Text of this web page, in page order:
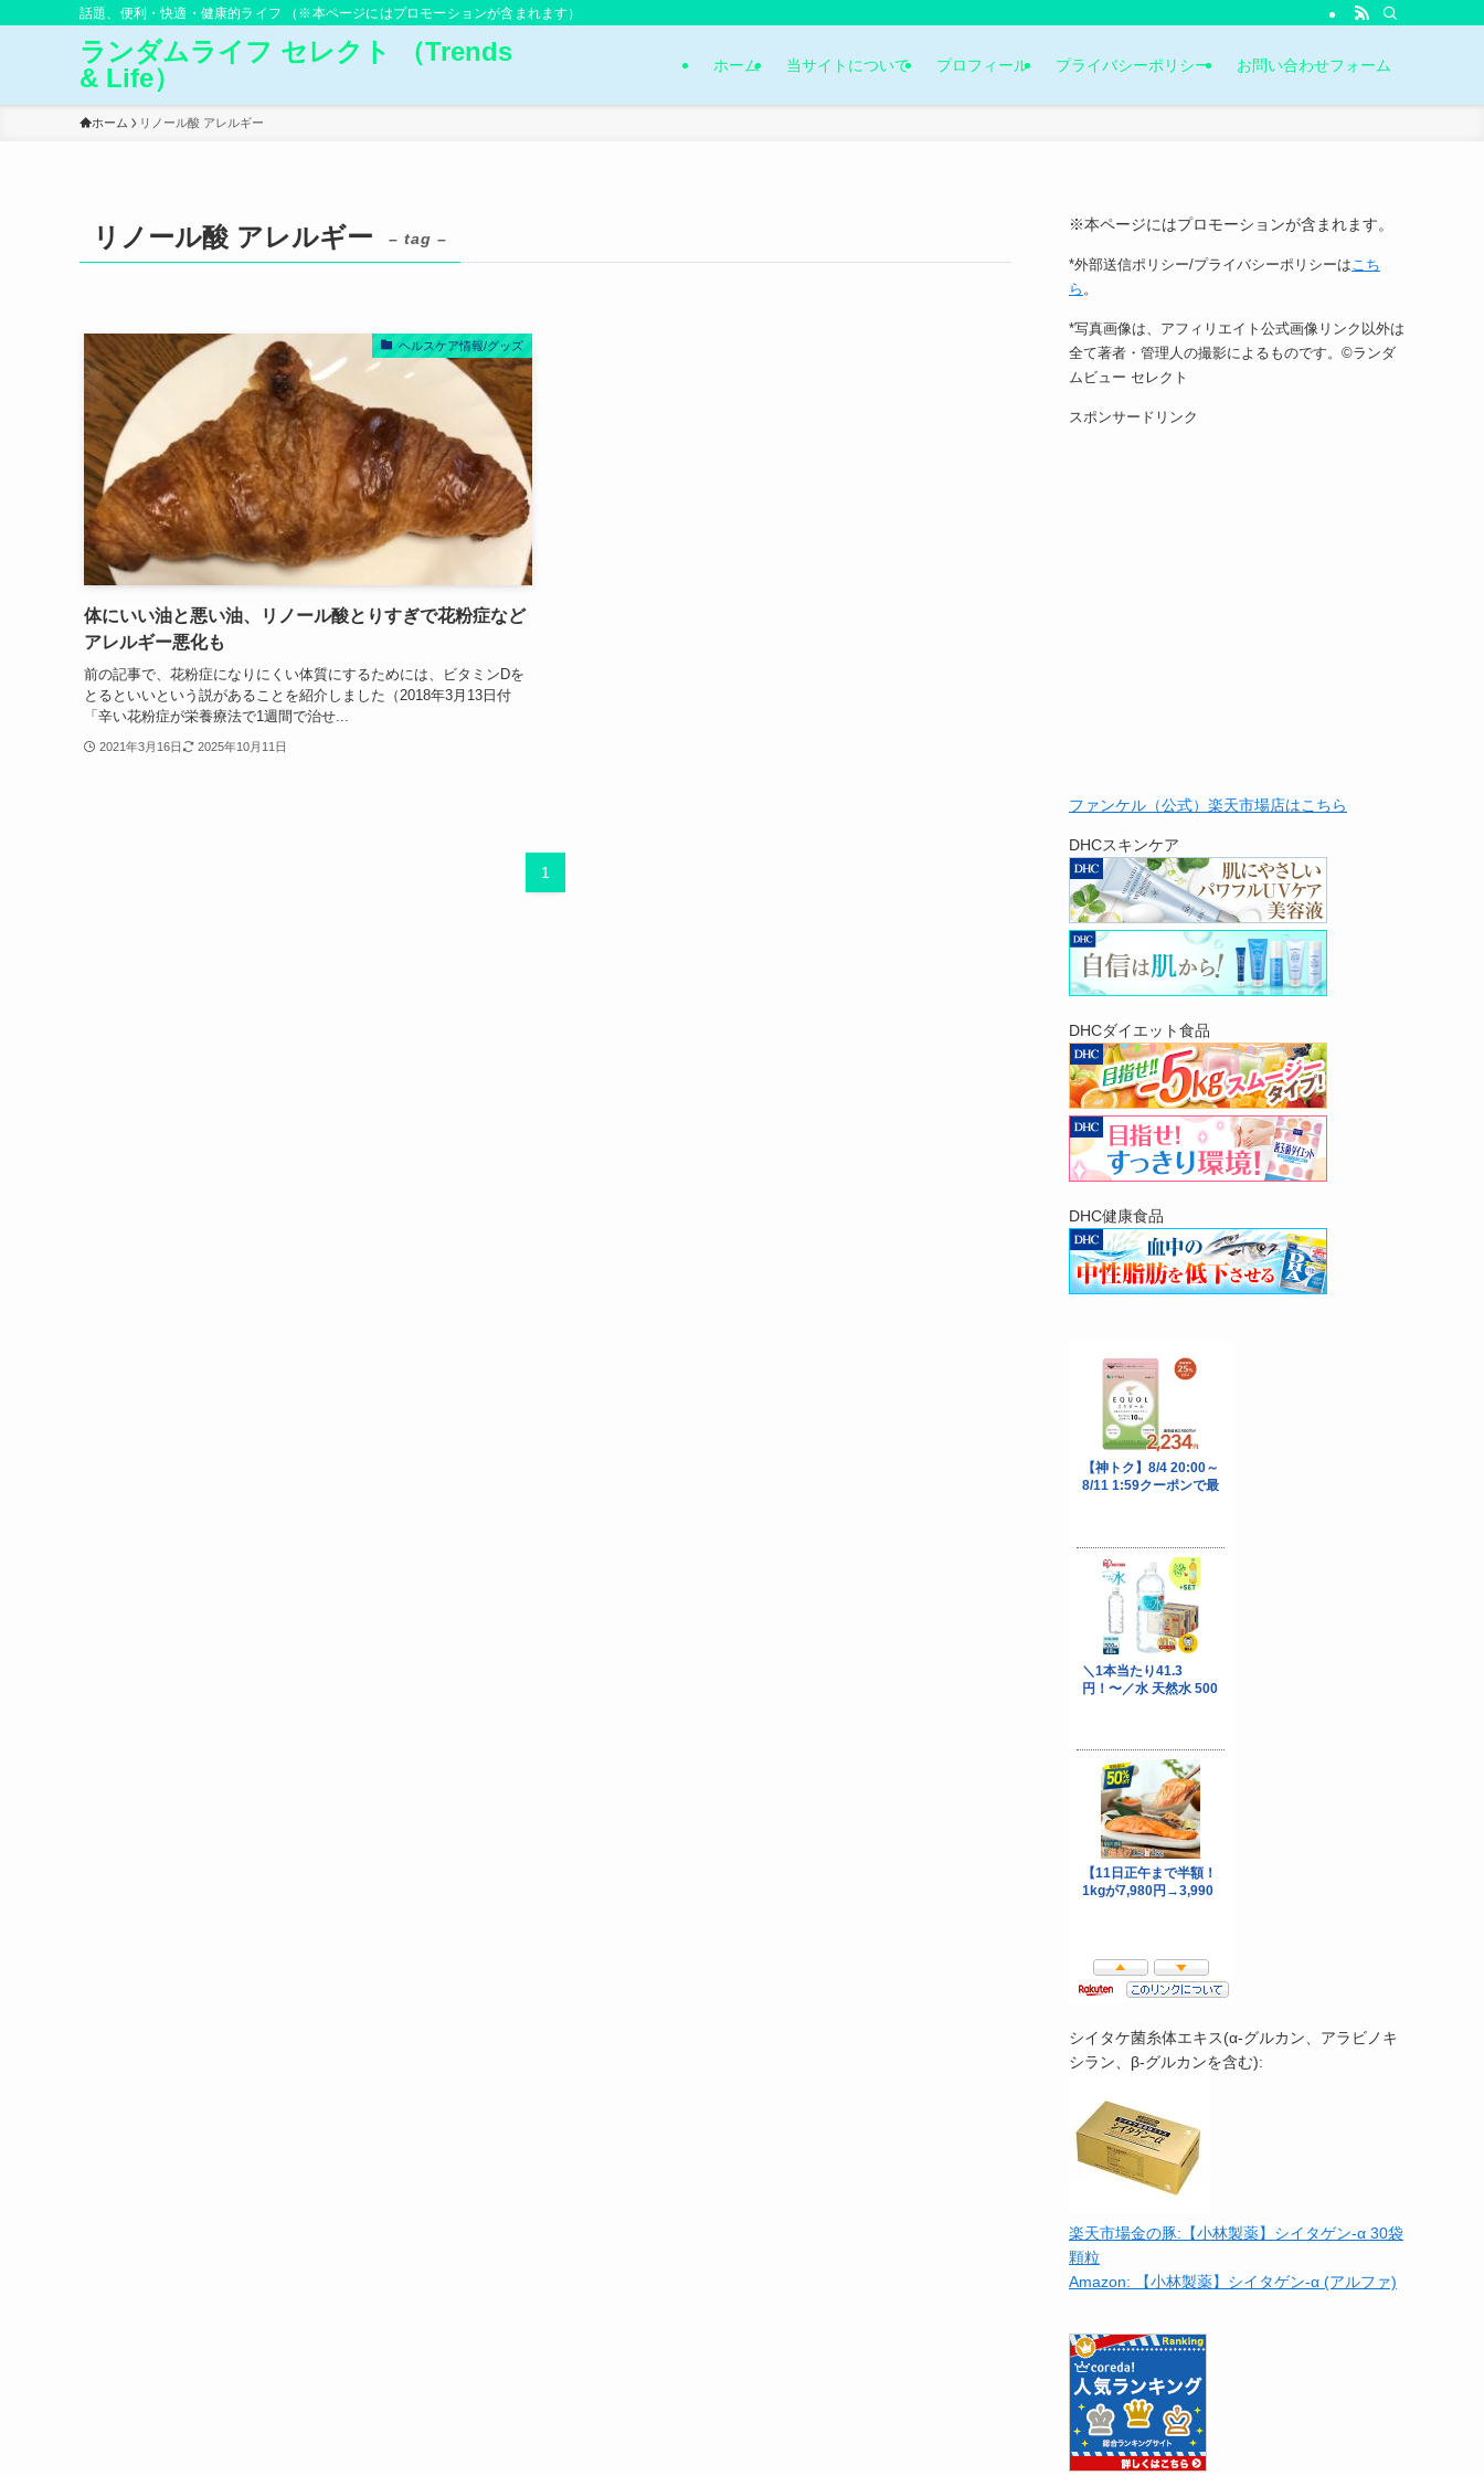
話題、便利・快適・健康的ライフ （※本ページにはプロモーションが含まれます）
ランダムライフ セレクト （Trends
& Life）
ホーム 当サイトについて プロフィール プライバシーポリシー お問い合わせフォーム
ホーム リノール酸 アレルギー
リノール酸 アレルギー – tag –
ヘルスケア情報/グッズ
体にいい油と悪い油、リノール酸とりすぎで花粉症など
アレルギー悪化も
前の記事で、花粉症になりにくい体質にするためには、ビタミンDを
とるといいという説があることを紹介しました（2018年3月13日付
「辛い花粉症が栄養療法で1週間で治せ...
2021年3月16日 2025年10月11日
1
※本ページにはプロモーションが含まれます。
*外部送信ポリシー/プライバシーポリシーはこち
ら 。
*写真画像は、アフィリエイト公式画像リンク以外は
全て著者・管理人の撮影によるものです。©ランダ
ムビュー セレクト
スポンサードリンク
ファンケル（公式）楽天市場店はこちら
DHCスキンケア
DHCダイエット食品
DHC健康食品
シイタケ菌糸体エキス(α-グルカン、アラビノキ
シラン、β-グルカンを含む):
楽天市場金の豚:【小林製薬】シイタゲン-α 30袋
顆粒
Amazon: 【小林製薬】シイタゲン-α (アルファ)